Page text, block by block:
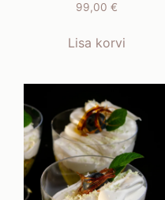
99,00 €
Lisa korvi